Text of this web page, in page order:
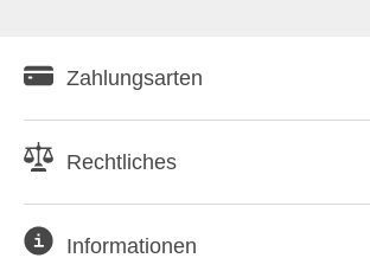
Zahlungsarten
Rechtliches
Informationen